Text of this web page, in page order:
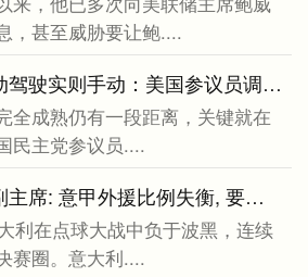
，甚至威胁要让鲍....
日升鑫 特斯拉自动驾驶实则手动：美国参议员调查“揪出”远程操作员
全成熟仍有一段距离，关键就在
民主党参议员....
驰盈优配 意足协副主席: 意甲外援比例失衡, 要奖励用本土球员的球队
利在点球大战中负于波黑，连续
赛圈。意大利....